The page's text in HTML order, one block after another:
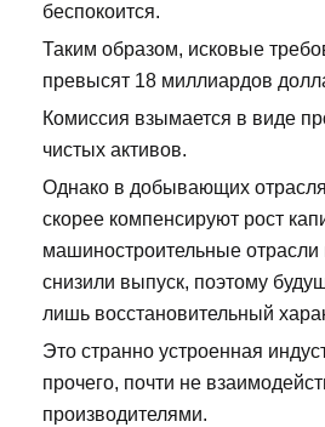
беспокоится.
Таким образом, исковые
превысят 18 миллиардов
Комиссия взымается в виде
чистых активов.
Однако в добывающих
скорее компенсируют рост
машиностроительные
снизили выпуск, поэтому
лишь восстановительный
Это странно устроенная
прочего, почти не
производителями.